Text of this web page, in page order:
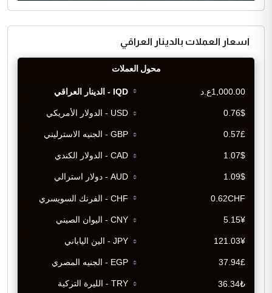
اسعار العملات بالدينار العراقي